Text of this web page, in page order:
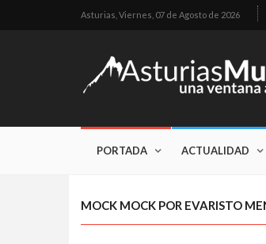
Asturias, Viernes, 07 de Agosto de 2026
PORTADA ACTUALIDAD
MOCK MOCK POR EVARISTO